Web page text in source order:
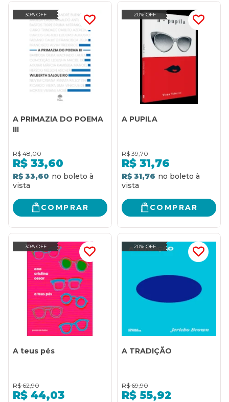
30% OFF
A PRIMAZIA DO POEMA
III
R$ 48,00
R$ 33,60
R$ 33,60
COMPRAR
20% OFF
A PUPILA
R$ 39,70
R$ 31,76
R$ 31,76
COMPRAR
30% OFF
A teus pés
R$ 62,90
R$ 44,03
20% OFF
A TRADIÇÃO
R$ 69,90
R$ 55,92